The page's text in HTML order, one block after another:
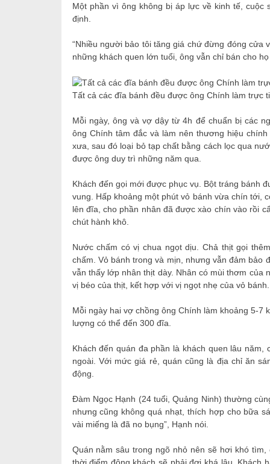
Một phần vì ông không bị áp lực về kinh tế,
định.
“Nhiều người bảo tôi tăng giá chứ đừng đóng cửa
những khách quen lớn tuổi, ông vẫn chỉ bán cho
Tất cả các đĩa bánh đều được ông Chính làm trực
Mỗi ngày, ông và vợ dậy từ 4h để chuẩn bị các
ông Chính tâm đắc và làm nên thương hiệu
xưa, sau đó loại bỏ tạp chất bằng cách lọc qua
được ông duy trì những năm qua.
Khách đến gọi mới được phục vụ. Bột tráng bánh
vung. Hấp khoảng một phút vỏ bánh vừa chín tới,
lên đĩa, cho phần nhân đã được xào chín vào rồi
chút hành khô.
Nước chấm có vị chua ngọt dịu. Chả thịt gọi
chấm. Vỏ bánh trong và mịn, nhưng vẫn đảm
vẫn thấy lớp nhân thịt dày. Nhân có mùi thơm
vị béo của thịt, kết hợp với vị ngọt nhẹ của vỏ bánh.
Mỗi ngày hai vợ chồng ông Chính làm khoảng 5-
lượng có thể đến 300 đĩa.
Khách đến quán đa phần là khách quen lâu
ngoài. Với mức giá rẻ, quán cũng là địa chỉ ăn
động.
Đàm Ngọc Hạnh (24 tuổi, Quảng Ninh) thường
nhưng cũng không quá nhạt, thích hợp cho bữa
vài miếng là đã no bụng”, Hạnh nói.
Quán nằm sâu trong ngõ nhỏ nên sẽ hơi khó
thời điểm đông khách sẽ phải đợi khá lâu. Khách